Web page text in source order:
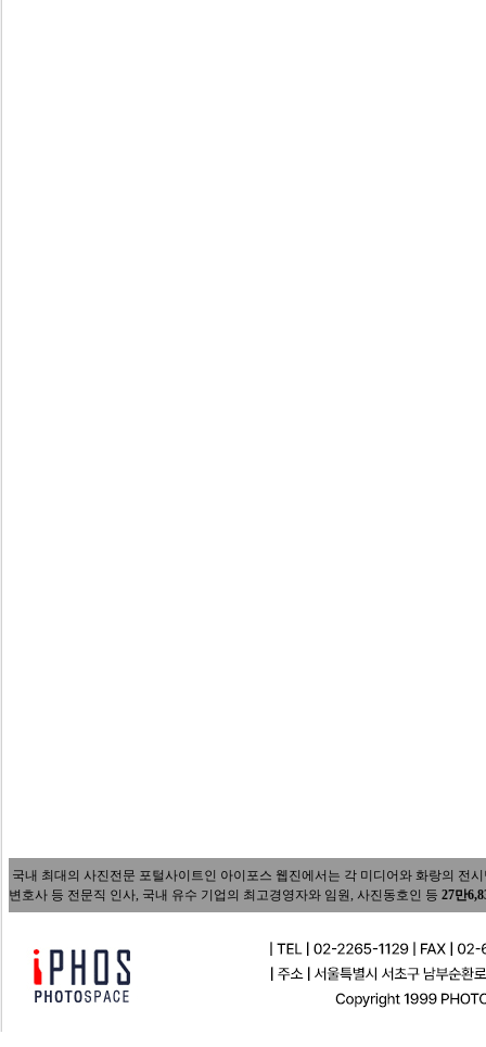
국내 최대의 사진전문 포털사이트인 아이포스 웹진에서는 각 미디어와 화랑의 전
변호사 등 전문직 인사, 국내 유수 기업의 최고경영자와 임원, 사진동호인 등 27만